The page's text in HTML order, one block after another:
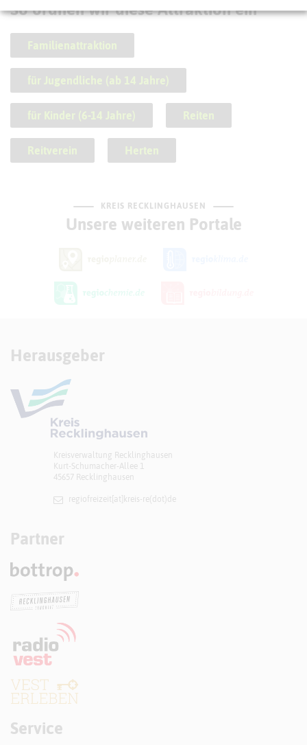
So ordnen wir diese Attraktion ein
Familienattraktion
für Jugendliche (ab 14 Jahre)
für Kinder (6-14 Jahre) Reiten
Reitverein Herten
KREIS RECKLINGHAUSEN
Unsere weiteren Portale
Herausgeber
Kreisverwaltung Recklinghausen
Kurt-Schumacher-Allee 1
45657 Recklinghausen
regiofreizeit[at]​kreis-re(dot)de
Partner
Service